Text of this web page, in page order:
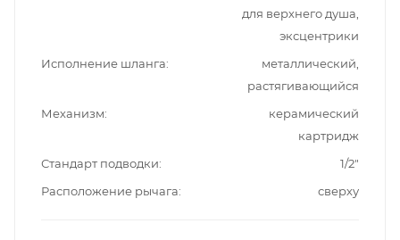
для верхнего душа,
эксцентрики
Исполнение шланга
металлический,
растягивающийся
Механизм
керамический
картридж
Стандарт подводки
1/2"
Расположение рычага
сверху